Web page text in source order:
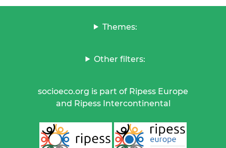
Themes:
Other filters:
socioeco.org is part of Ripess Europe
and Ripess Intercontinental